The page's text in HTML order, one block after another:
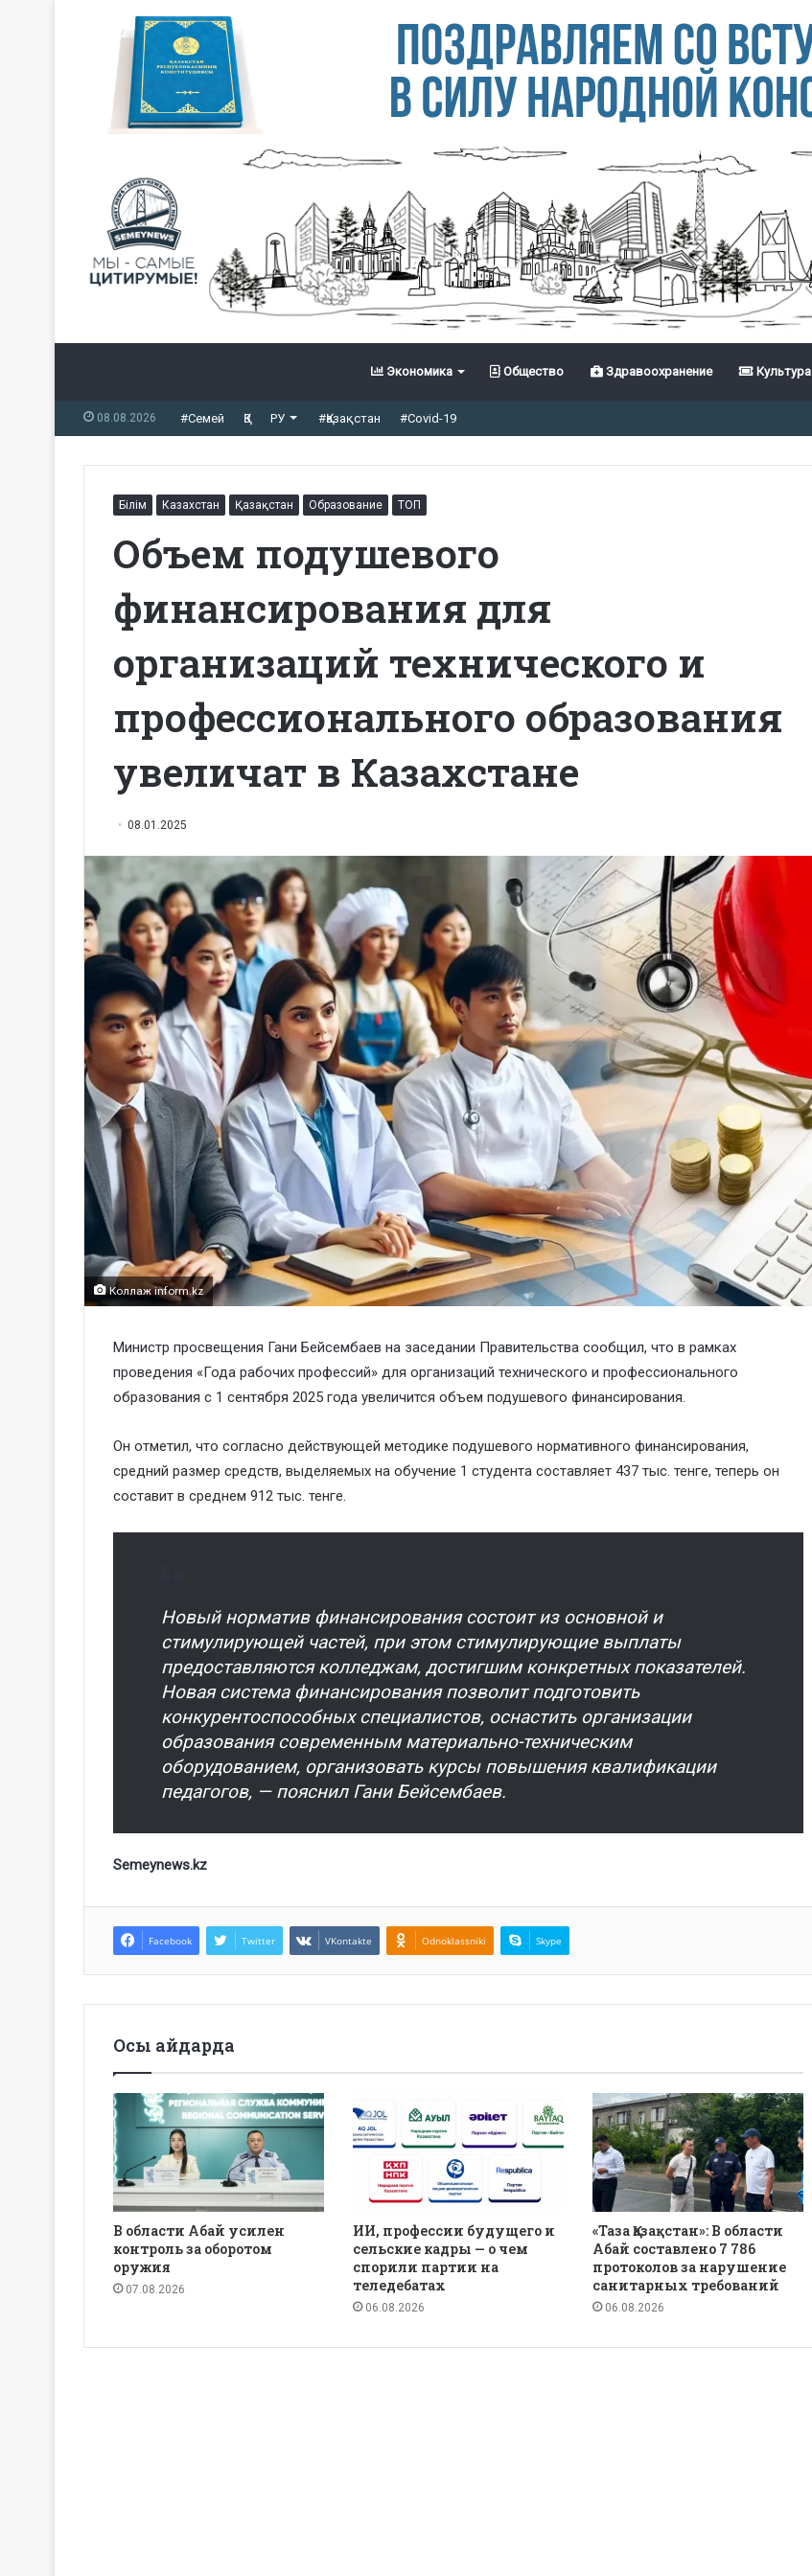
Экономика Общество Здравоохранение Культура
08.08.2026 #Семей ҚЗ РУ #Қазақстан #Covid-19
Білім Казахстан Қазақстан Образование ТОП
Объем подушевого
финансирования для
организаций технического и
профессионального образования
увеличат в Казахстане
08.01.2025
Коллаж inform.kz
Министр просвещения Гани Бейсембаев на заседании Правительства сообщил, что в рамках
проведения «Года рабочих профессий» для организаций технического и профессионального
образования с 1 сентября 2025 года увеличится объем подушевого финансирования.
Он отметил, что согласно действующей методике подушевого нормативного финансирования,
средний размер средств, выделяемых на обучение 1 студента составляет 437 тыс. тенге, теперь он
составит в среднем 912 тыс. тенге.
Новый норматив финансирования состоит из основной и
стимулирующей частей, при этом стимулирующие выплаты
предоставляются колледжам, достигшим конкретных показателей.
Новая система финансирования позволит подготовить
конкурентоспособных специалистов, оснастить организации
образования современным материально-техническим
оборудованием, организовать курсы повышения квалификации
педагогов, — пояснил Гани Бейсембаев.
Semeynews.kz
Facebook Twitter VKontakte Odnoklassniki Skype
Осы айдарда
В области Абай усилен
контроль за оборотом
оружия
07.08.2026
ИИ, профессии будущего и
сельские кадры — о чем
спорили партии на
теледебатах
06.08.2026
«Таза Қазақстан»: В области
Абай составлено 7 786
протоколов за нарушение
санитарных требований
06.08.2026